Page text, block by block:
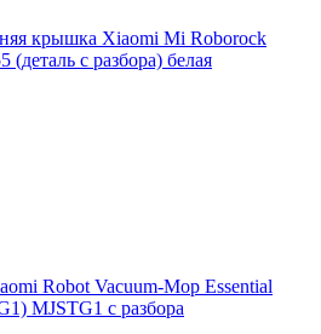
крышка Xiaomi Mi Roborock
(деталь с разбора) белая
Robot Vacuum-Mop Essential
MJSTG1 с разбора